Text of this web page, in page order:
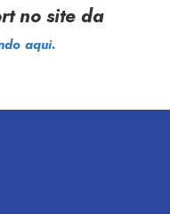
no site da
aqui.